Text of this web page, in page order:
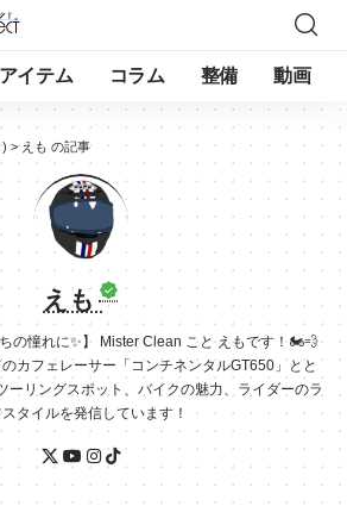
アイテム コラム 整備 動画
> えも の記事
えも
ちの憧れに✨】 Mister Clean こと えもです！🏍️💨
カフェレーサー「コンチネンタルGT650」とと
ーリングスポット、バイクの魅力、ライダーのラ
タイルを発信しています！